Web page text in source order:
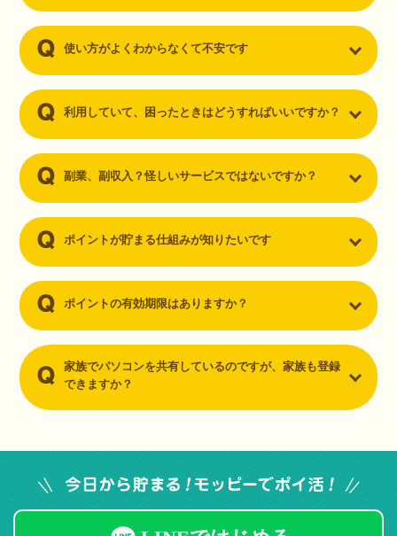
使い方がよくわからなくて不安です
利用していて、困ったときはどうすればいいですか？
副業、副収入？怪しいサービスではないですか？
ポイントが貯まる仕組みが知りたいです
ポイントの有効期限はありますか？
家族でパソコンを共有しているのですが、家族も登録
できますか？